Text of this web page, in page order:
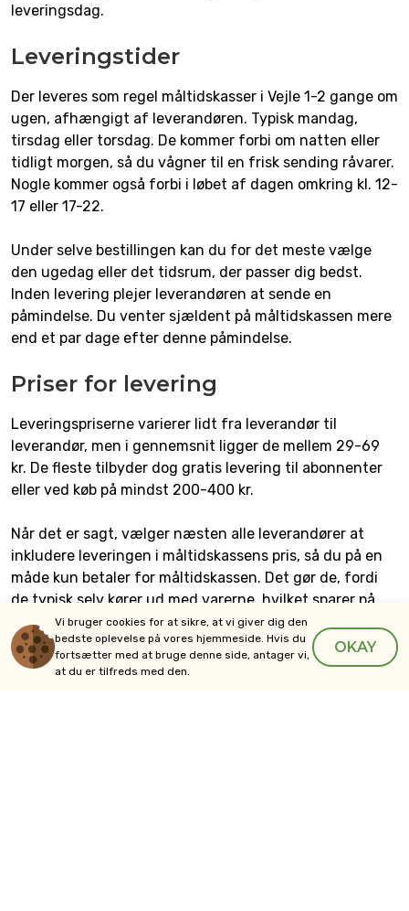
leveringsdag.
Leveringstider
Der leveres som regel måltidskasser i Vejle 1-2 gange om
ugen, afhængigt af leverandøren. Typisk mandag,
tirsdag eller torsdag. De kommer forbi om natten eller
tidligt morgen, så du vågner til en frisk sending råvarer.
Nogle kommer også forbi i løbet af dagen omkring kl. 12-
17 eller 17-22.
Under selve bestillingen kan du for det meste vælge
den ugedag eller det tidsrum, der passer dig bedst.
Inden levering plejer leverandøren at sende en
påmindelse. Du venter sjældent på måltidskassen mere
end et par dage efter denne påmindelse.
Priser for levering
Leveringspriserne varierer lidt fra leverandør til
leverandør, men i gennemsnit ligger de mellem 29-69
kr. De fleste tilbyder dog gratis levering til abonnenter
eller ved køb på mindst 200-400 kr.
Når det er sagt, vælger næsten alle leverandører at
inkludere leveringen i måltidskassens pris, så du på en
måde kun betaler for måltidskassen. Det gør de, fordi
de typisk selv kører ud med varerne, hvilket sparer på
leveringstjenester fra en tredjepart.
Hos nogle leverandører kan du opleve at skulle betale
Vi bruger cookies for at sikre, at vi giver dig den
bedste oplevelse på vores hjemmeside. Hvis du
fortsætter med at bruge denne side, antager vi,
at du er tilfreds med den.
OKAY